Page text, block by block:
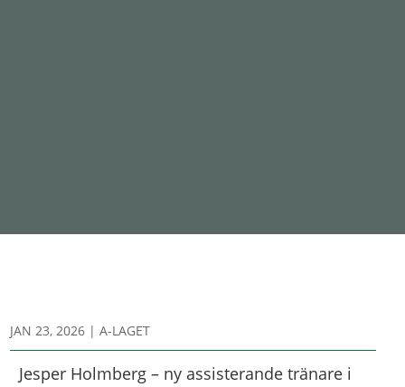
JAN 23, 2026 |A-LAGET
Jesper Holmberg – ny assisterande tränare i